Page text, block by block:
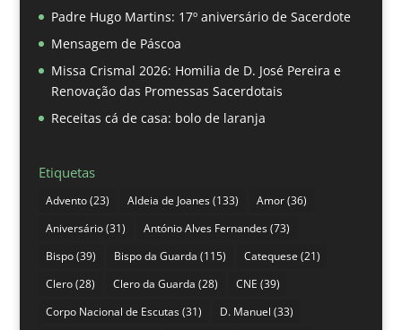
Padre Hugo Martins: 17º aniversário de Sacerdote
Mensagem de Páscoa
Missa Crismal 2026: Homilia de D. José Pereira e
Renovação das Promessas Sacerdotais
Receitas cá de casa: bolo de laranja
Etiquetas
Advento(23) Aldeia de Joanes(133) Amor(36)
Aniversário(31) António Alves Fernandes(73)
Bispo(39) Bispo da Guarda (115) Catequese (21)
Clero(28) Clero da Guarda (28) CNE (39)
Corpo Nacional de Escutas(31) D. Manuel (33)